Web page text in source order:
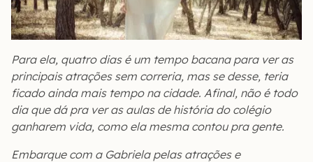
Para ela, quatro dias é um tempo bacana para ver as
principais atrações sem correria, mas se desse, teria
ficado ainda mais tempo na cidade. Afinal, não é todo
dia que dá pra ver as aulas de história do colégio
ganharem vida, como ela mesma contou pra gente.
Embarque com a Gabriela pelas atrações e